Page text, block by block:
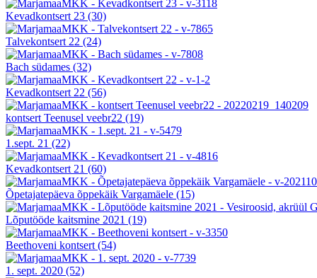
Kevadkontsert 23 (30)
Talvekontsert 22 (24)
Bach südames (32)
Kevadkontsert 22 (56)
kontsert Teenusel veebr22 (19)
1.sept. 21 (22)
Kevadkontsert 21 (60)
Õpetajatepäeva õppekäik Vargamäele (15)
Lõputööde kaitsmine 2021 (19)
Beethoveni kontsert (54)
1. sept. 2020 (52)